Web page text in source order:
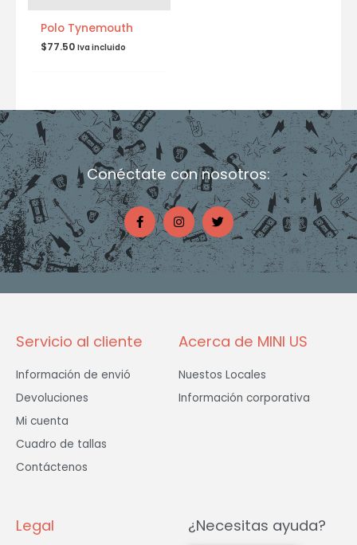
Polo Tynemouth
$77.50 Iva incluido
Conéctate con nosotros:
F
a
c
e
b
o
o
I
n
s
t
a
g
r
T
w
i
t
t
e
Servicio al cliente
Información de envió
Devoluciones
Mi cuenta
Cuadro de tallas
Contáctenos
Acerca de MINI US
Nuestos Locales
Información corporativa
Legal ¿Necesitas ayuda?